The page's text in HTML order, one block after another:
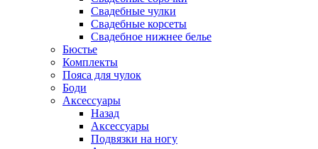
Свадебные чулки
Свадебные корсеты
Свадебное нижнее белье
Бюстье
Комплекты
Пояса для чулок
Боди
Аксессуары
Назад
Аксессуары
Подвязки на ногу